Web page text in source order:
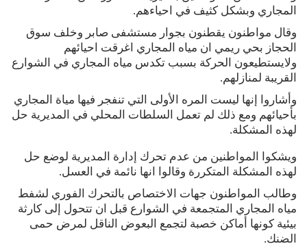
المجاري وبشكل كثيف في احياءهم.
وقال مواطنون يقطنون بجوار مستشفى صابر وخلف سوق
الحجاز بحي ريمي ان مياه المجاري اغرقت احيائهم
ولايستطيعون الحركة بسبب تكدس مياه المجاري في الشوارع
القريبة لمنازلهم.
وأشاروا إنها ليست المره الأولى التي تنفجر فيها مياة المجاري
بأحيائهم ومع ذلك لم تعمل السلطات المحلي في المديرية حل
لهذه المشكلة.
ويشكوا المواطنين من عدم تحرك إدارة المديرية لوضع حل
لهذه المشكلة المتكررة وقالوا انها نائمة في العسل.
وطالب المواطنون جهات الاختصاص بالتحرك الفوري لشفط
مياه المجاري المتجمعة في الشوارع قبل ان تتحول إلى كارثة
بيئية كونها أماكن خصبة لتجمع البعوض الناقل لمرض حمى
الضنك.